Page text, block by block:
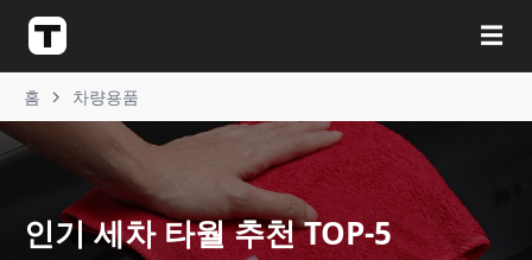
☰
홈 차량용품
인기 세차 타월 추천 TOP-5